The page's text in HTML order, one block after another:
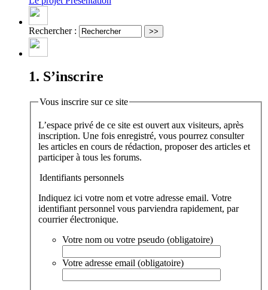
Rechercher :
1. S’inscrire
Vous inscrire sur ce site
L’espace privé de ce site est ouvert aux visiteurs, après
inscription. Une fois enregistré, vous pourrez consulter
les articles en cours de rédaction, proposer des articles et
participer à tous les forums.
Identifiants personnels
Indiquez ici votre nom et votre adresse email. Votre
identifiant personnel vous parviendra rapidement, par
courrier électronique.
Votre nom ou votre pseudo (obligatoire)
Votre adresse email (obligatoire)